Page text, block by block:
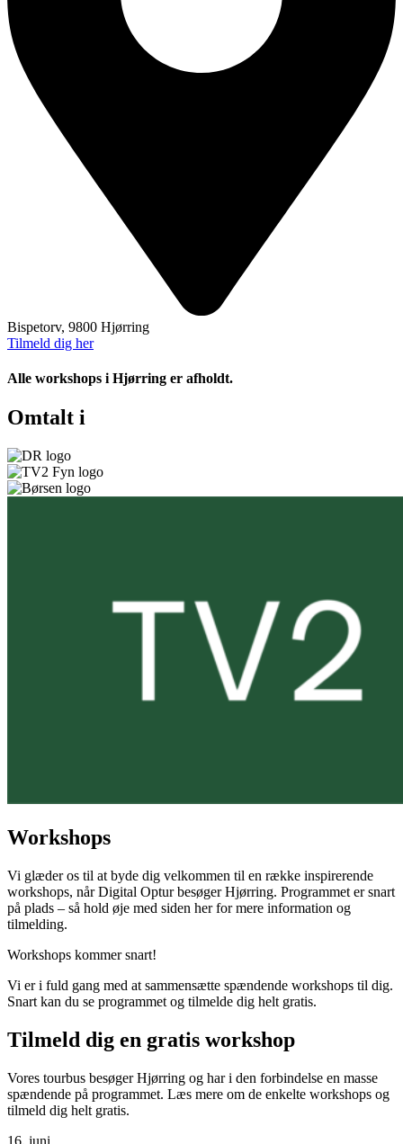
Bispetorv, 9800 Hjørring
Tilmeld dig her
Alle workshops i Hjørring er afholdt.
Omtalt i
Workshops
Vi glæder os til at byde dig velkommen til en række inspirerende
workshops, når Digital Optur besøger Hjørring. Programmet er snart
på plads – så hold øje med siden her for mere information og
tilmelding.
Workshops kommer snart!
Vi er i fuld gang med at sammensætte spændende workshops til dig.
Snart kan du se programmet og tilmelde dig helt gratis.
Tilmeld dig en gratis workshop
Vores tourbus besøger Hjørring og har i den forbindelse en masse
spændende på programmet. Læs mere om de enkelte workshops og
tilmeld dig helt gratis.
16. juni